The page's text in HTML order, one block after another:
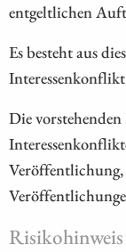
entgeltlichen
Es besteht aus
Die
Risikohinweis